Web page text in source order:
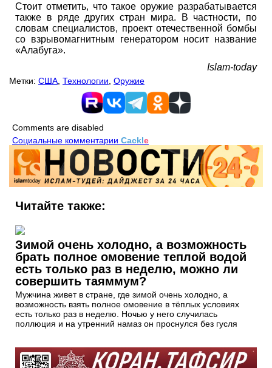
Стоит отметить, что такое оружие разрабатывается
также в ряде других стран мира. В частности, по
словам специалистов, проект отечественной бомбы
со взрывомагнитным генератором носит название
«Алабуга».
Islam-today
Метки: США Технологии Оружие
Comments are disabled
Социальные комментарии Cackle
Читайте также:
Зимой очень холодно, а возможность
брать полное омовение теплой водой
есть только раз в неделю, можно ли
совершить таяммум?
Мужчина живет в стране, где зимой очень холодно, а
возможность взять полное омовение в тёплых условиях
есть только раз в неделю. Ночью у него случилась
поллюция и на утренний намаз он проснулся без гусля